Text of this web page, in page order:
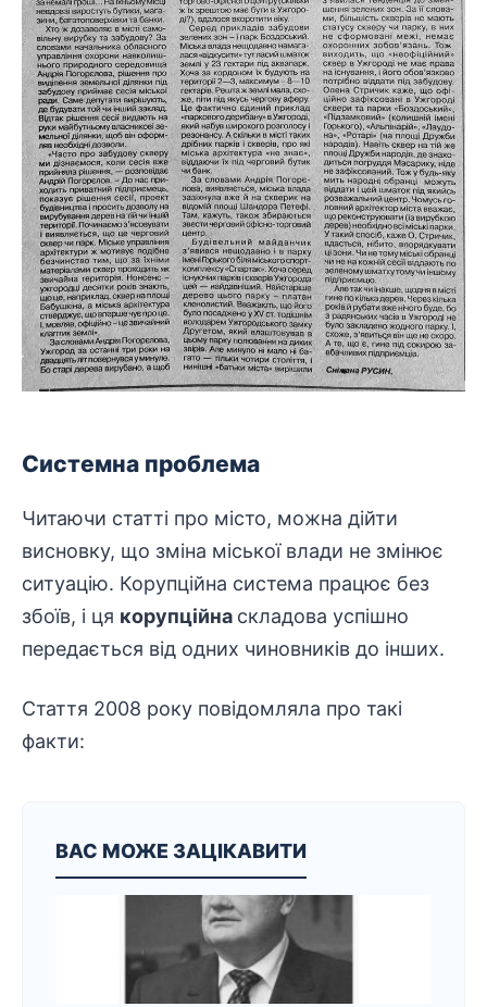
Системна проблема
Читаючи статті про місто, можна дійти
висновку, що зміна міської влади не змінює
ситуацію. Корупційна система працює без
збоїв, і ця корупційна складова успішно
передається від одних чиновників до інших.
Стаття 2008 року повідомляла про такі
факти:
ВАС МОЖЕ ЗАЦІКАВИТИ